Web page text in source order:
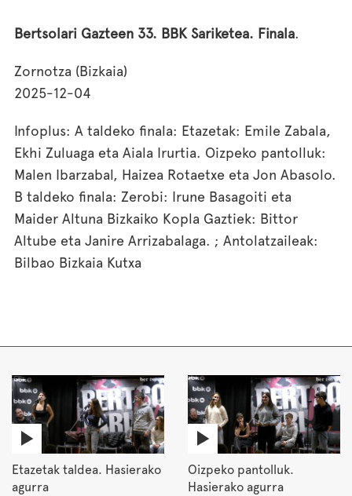
Bertsolari Gazteen 33. BBK Sariketea. Finala.
Zornotza (Bizkaia)
2025-12-04
Infoplus: A taldeko finala: Etazetak: Emile Zabala,
Ekhi Zuluaga eta Aiala Irurtia. Oizpeko pantolluk:
Malen Ibarzabal, Haizea Rotaetxe eta Jon Abasolo.
B taldeko finala: Zerobi: Irune Basagoiti eta
Maider Altuna Bizkaiko Kopla Gaztiek: Bittor
Altube eta Janire Arrizabalaga. ; Antolatzaileak:
Bilbao Bizkaia Kutxa
Etazetak taldea. Hasierako
agurra
Oizpeko pantolluk.
Hasierako agurra